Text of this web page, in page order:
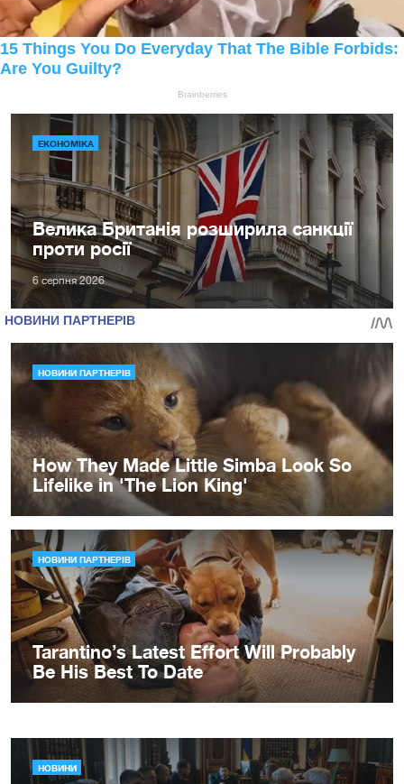
ЕКОНОМІКА
Велика Британія розширила санкції
проти росії
6 серпня 2026
НОВИНИ